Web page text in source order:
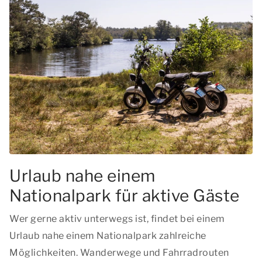
Urlaub nahe einem
Nationalpark für aktive Gäste
Wer gerne aktiv unterwegs ist, findet bei einem
Urlaub nahe einem Nationalpark zahlreiche
Möglichkeiten. Wanderwege und Fahrradrouten